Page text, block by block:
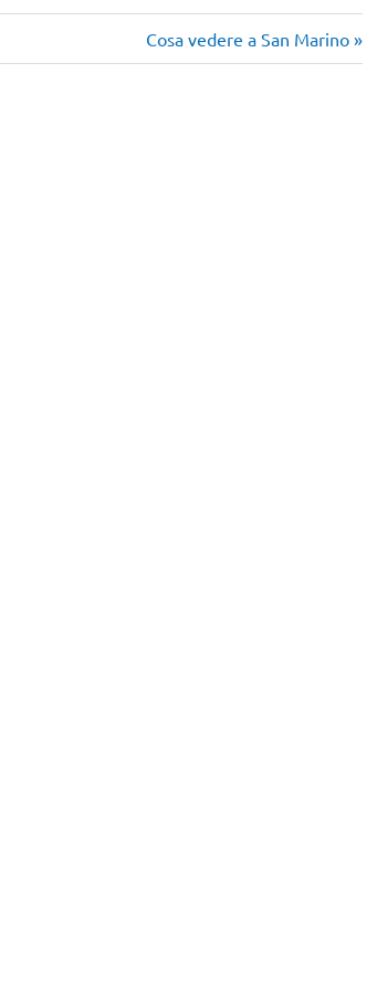
Articolo
successivo:
Cosa vedere a San Marino